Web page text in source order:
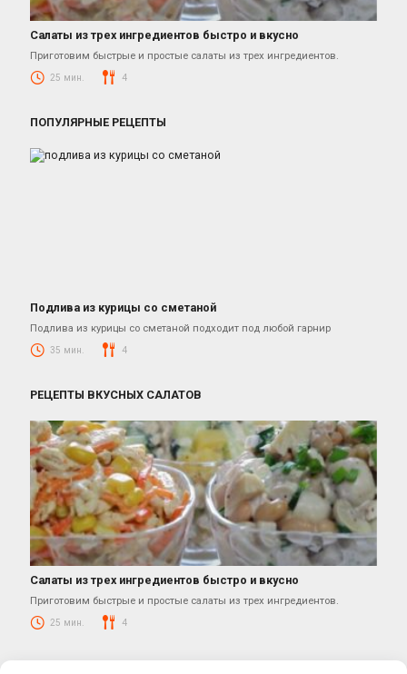
Салаты
Салаты из трех ингредиентов быстро и вкусно
Приготовим быстрые и простые салаты из трех ингредиентов.
25 мин. 4
ПОПУЛЯРНЫЕ РЕЦЕПТЫ
Блюда из курицы
Подлива из курицы со сметаной
Подлива из курицы со сметаной подходит под любой гарнир
35 мин. 4
РЕЦЕПТЫ ВКУСНЫХ САЛАТОВ
Салаты
Салаты из трех ингредиентов быстро и вкусно
Приготовим быстрые и простые салаты из трех ингредиентов.
25 мин. 4